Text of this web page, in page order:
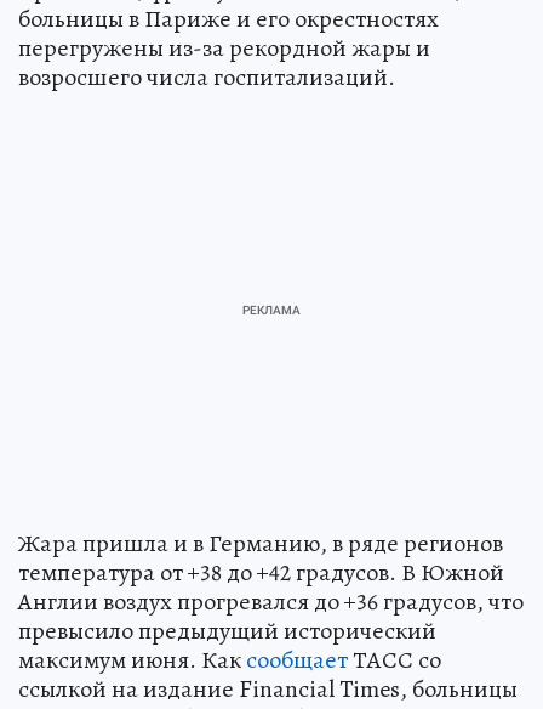
больницы в Париже и его окрестностях
перегружены из-за рекордной жары и
возросшего числа госпитализаций.
Жара пришла и в Германию, в ряде регионов
температура от +38 до +42 градусов. В Южной
Англии воздух прогревался до +36 градусов, что
превысило предыдущий исторический
максимум июня. КаксообщаетТАСС со
ссылкой на издание Financial Times, больницы